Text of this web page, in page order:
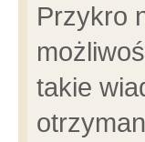
Przykro
takie